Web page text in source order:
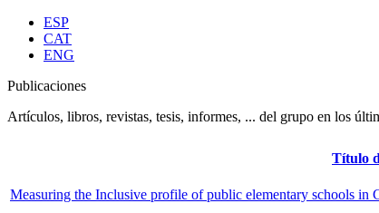
ESP
CAT
ENG
Publicaciones
Artículos, libros, revistas, tesis, informes, ... del grupo en los
Título
Measuring the Inclusive profile of public elementary schools in